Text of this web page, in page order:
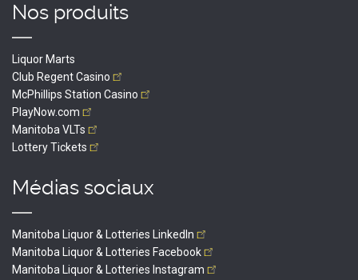
Nos produits
Liquor Marts
Club RegentCasino
McPhillips Station Casino
PlayNow.com
Manitoba VLTs
LotteryTickets
Médias sociaux
Manitoba Liquor & Lotteries
LinkedIn
Manitoba Liquor & Lotteries Facebook
Manitoba Liquor & Lotteries Instagram